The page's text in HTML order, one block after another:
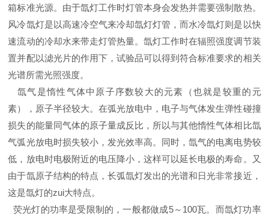
箱标准光源。由于氙灯工作时灯管本身会发热并需要强制散热。
风冷氙灯是以高速冷空气来冷却氙灯灯管，而水冷氙灯则是以快
速流动的冷却水来带走灯管热量。氙灯工作时在辐照强度调节装
置并配以滤光片的作用下，试验品可以得到符合标准要求的相关
光谱所需光照强度。
氙气是惰性气体中原子序数较大的元素（也就是较重的元
素），原子半径较大。在弧光放电中，电子与气体发生弹性碰撞
损失的能量同气体的原子量成反比，所以与其他惰性气体相比氙
气弧光放电时损失较小，发光效率高。同时，氙气的电离电势较
低，放电时电极附近的电压降小，这样可以延长电极的寿命。又
由于氙原子结构的特点，长弧氙灯发出的光谱和日光非常接近，
这是氙灯的zui大特点。
荧光灯的功率是受限制的，一般都做成5～ 100瓦。而氙灯功率